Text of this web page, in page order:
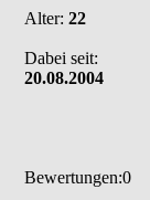
Alter: 22
Dabei seit:
20.08.2004
Bewertungen:0